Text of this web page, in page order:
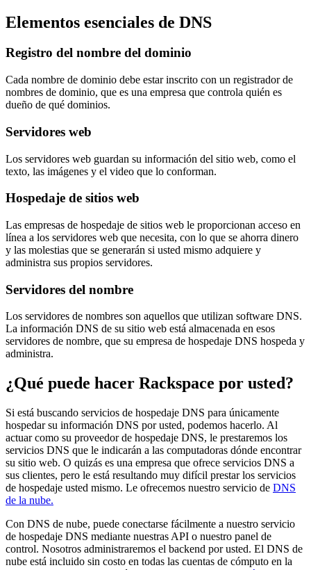
Elementos esenciales de DNS
Registro del nombre del dominio
Cada nombre de dominio debe estar inscrito con un registrador de
nombres de dominio, que es una empresa que controla quién es
dueño de qué dominios.
Servidores web
Los servidores web guardan su información del sitio web, como el
texto, las imágenes y el video que lo conforman.
Hospedaje de sitios web
Las empresas de hospedaje de sitios web le proporcionan acceso en
línea a los servidores web que necesita, con lo que se ahorra dinero
y las molestias que se generarán si usted mismo adquiere y
administra sus propios servidores.
Servidores del nombre
Los servidores de nombres son aquellos que utilizan software DNS.
La información DNS de su sitio web está almacenada en esos
servidores de nombre, que su empresa de hospedaje DNS hospeda y
administra.
¿Qué puede hacer Rackspace por usted?
Si está buscando servicios de hospedaje DNS para únicamente
hospedar su información DNS por usted, podemos hacerlo. Al
actuar como su proveedor de hospedaje DNS, le prestaremos los
servicios DNS que le indicarán a las computadoras dónde encontrar
su sitio web. O quizás es una empresa que ofrece servicios DNS a
sus clientes, pero le está resultando muy difícil prestar los servicios
de hospedaje usted mismo. Le ofrecemos nuestro servicio de DNS
de la nube.
Con DNS de nube, puede conectarse fácilmente a nuestro servicio
de hospedaje DNS mediante nuestras API o nuestro panel de
control. Nosotros administraremos el backend por usted. El DNS de
nube está incluido sin costo en todas las cuentas de cómputo en la